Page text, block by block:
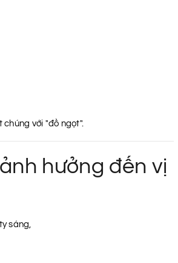
chúng với "đồ ngọt".
hưởng đến vị
sáng,